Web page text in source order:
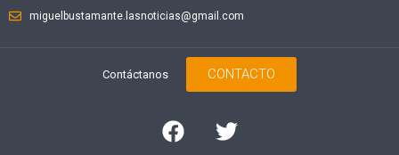
miguelbustamante.lasnoticias@gmail.com
Contáctanos CONTACTO